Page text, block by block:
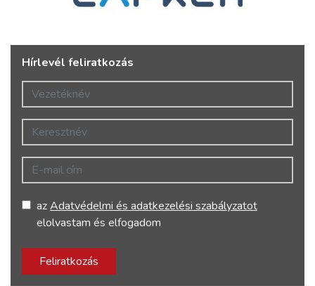
Hírlevél feliratkozás
Vezetéknév
Keresztnév
E-mail cím
azAdatvédelmi és adatkezelési szabályzatot
elolvastam és elfogadom
Feliratkozás